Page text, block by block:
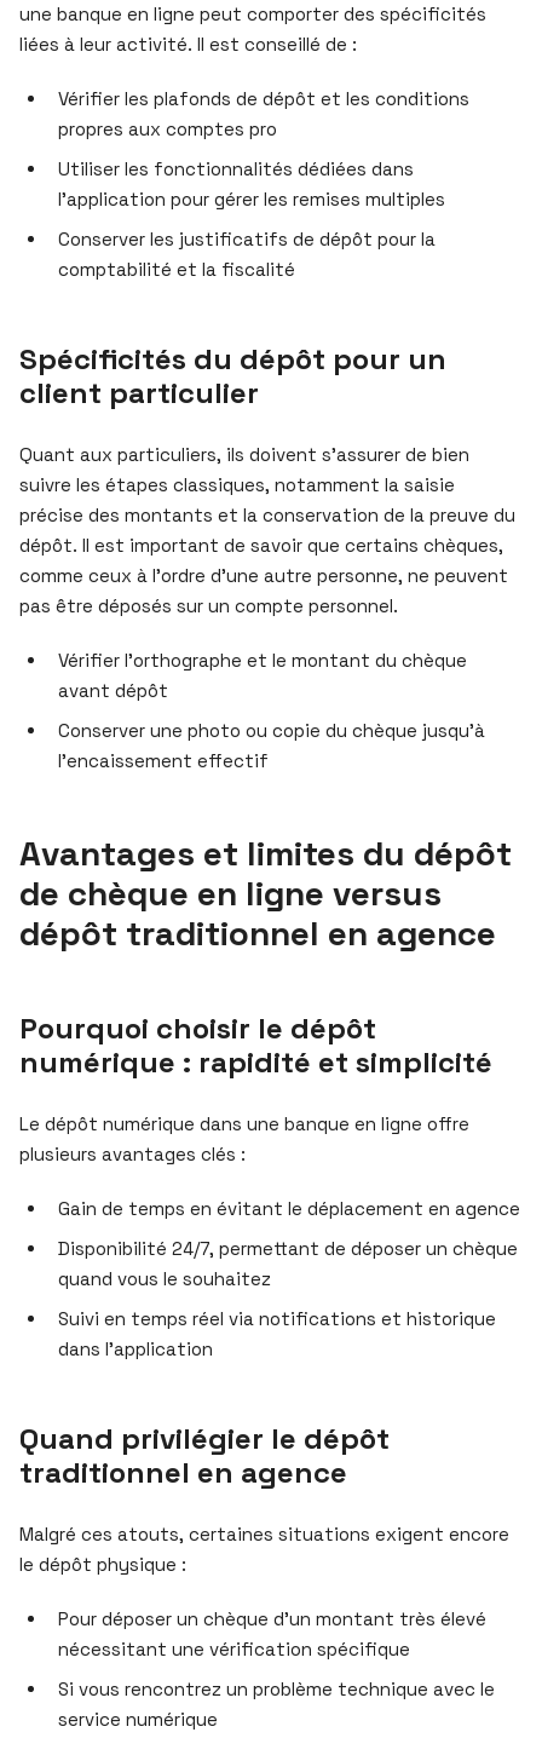
une banque en ligne peut comporter des spécificités
liées à leur activité. Il est conseillé de :
Vérifier les plafonds de dépôt et les conditions
propres aux comptes pro
Utiliser les fonctionnalités dédiées dans
l’application pour gérer les remises multiples
Conserver les justificatifs de dépôt pour la
comptabilité et la fiscalité
Spécificités du dépôt pour un
client particulier
Quant aux particuliers, ils doivent s’assurer de bien
suivre les étapes classiques, notamment la saisie
précise des montants et la conservation de la preuve du
dépôt. Il est important de savoir que certains chèques,
comme ceux à l’ordre d’une autre personne, ne peuvent
pas être déposés sur un compte personnel.
Vérifier l’orthographe et le montant du chèque
avant dépôt
Conserver une photo ou copie du chèque jusqu’à
l’encaissement effectif
Avantages et limites du dépôt
de chèque en ligne versus
dépôt traditionnel en agence
Pourquoi choisir le dépôt
numérique : rapidité et simplicité
Le dépôt numérique dans une banque en ligne offre
plusieurs avantages clés :
Gain de temps en évitant le déplacement en agence
Disponibilité 24/7, permettant de déposer un chèque
quand vous le souhaitez
Suivi en temps réel via notifications et historique
dans l’application
Quand privilégier le dépôt
traditionnel en agence
Malgré ces atouts, certaines situations exigent encore
le dépôt physique :
Pour déposer un chèque d’un montant très élevé
nécessitant une vérification spécifique
Si vous rencontrez un problème technique avec le
service numérique